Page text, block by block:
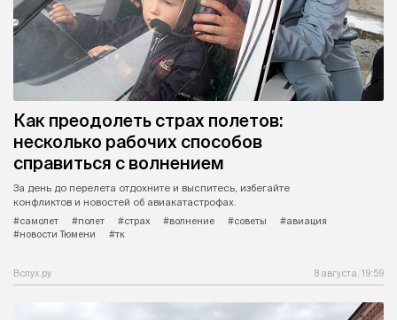
Как преодолеть страх полетов:
несколько рабочих способов
справиться с волнением
За день до перелета отдохните и выспитесь, избегайте
конфликтов и новостей об авиакатастрофах.
#самолет
#полет #страх #волнение #советы
#авиация
#новости Тюмени
#тк
Вслух.ру 8 августа, 19:59